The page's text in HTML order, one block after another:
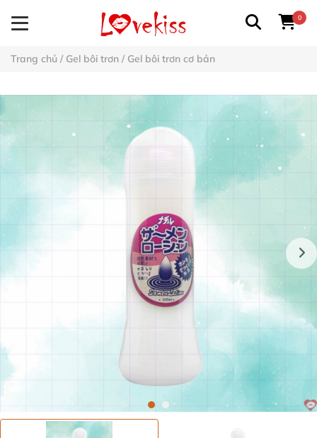
0
Trang chủ / Gel bôi trơn / Gel bôi trơn cơ bản